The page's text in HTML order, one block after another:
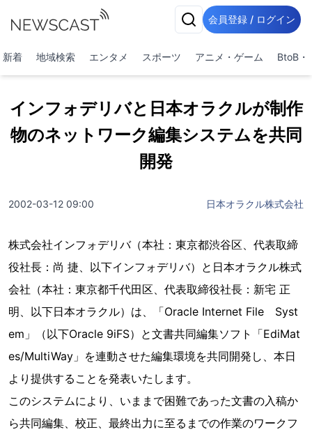
会員登録 / ログイン
新着 地域検索 エンタメ スポーツ アニメ・ゲーム BtoB・
インフォデリバと日本オラクルが制作
物のネットワーク編集システムを共同
開発
2002-03-12 09:00 日本オラクル株式会社
株式会社インフォデリバ（本社：東京都渋谷区、代表取締
役社長：尚 捷、以下インフォデリバ）と日本オラクル株式
会社（本社：東京都千代田区、代表取締役社長：新宅 正
明、以下日本オラクル）は、「Oracle Internet File Syst
em」（以下Oracle 9iFS）と文書共同編集ソフト「EdiMat
es/MultiWay」を連動させた編集環境を共同開発し、本日
より提供することを発表いたします。
このシステムにより、いままで困難であった文書の入稿か
ら共同編集、校正、最終出力に至るまでの作業のワークフ